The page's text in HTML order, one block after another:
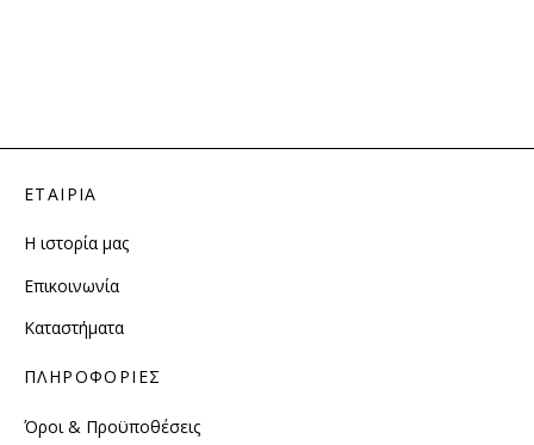
ΕΤΑΙΡΙΑ
Η ιστορία μας
Επικοινωνία
Καταστήματα
ΠΛΗΡΟΦΟΡΙΕΣ
Όροι & Προϋποθέσεις